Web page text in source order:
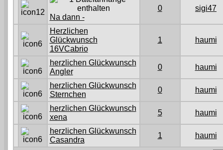
Na dann -
0 sigi47
Herzlichen
Glückwunsch
16VCabrio
1 haumi
herzlichen Glückwunsch
Angler
0 haumi
herzlichen Glückwunsch
Sternchen
0 haumi
herzlichen Glückwunsch
xena
5 haumi
herzlichen Glückwunsch
Casandra
1 haumi